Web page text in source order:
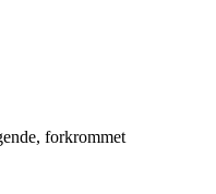
forkrommet